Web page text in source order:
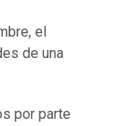
el
de una
por parte